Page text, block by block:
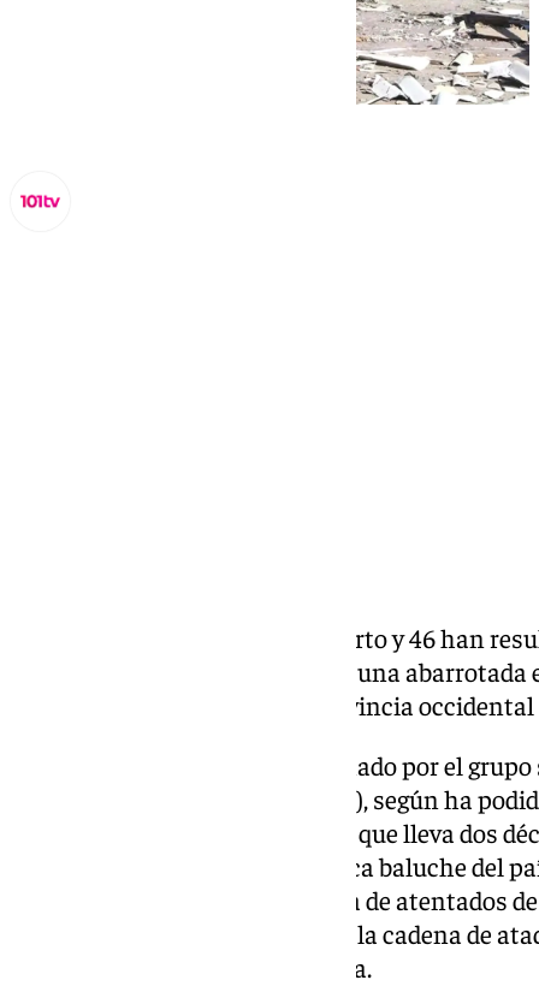
Al menos 24 personas han muerto y 46 han
suicida ocurrido este sábado en una
paquistaní de Quetta, en la provincia
El atentado acaba de ser reclamado por el
Liberación de Baluchistán (ELB), según ha
‘Dawn’, un movimiento armado que lleva dos
autónomo para la minoría étnica baluche del
ha protagonizado una campaña de atentados
el comienzo del conflicto, como la cadena de
70 muertos por toda la provincia.